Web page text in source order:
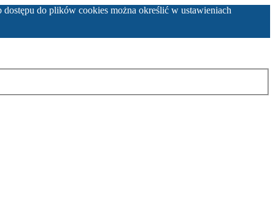
do plików cookies można określić w ustawieniach